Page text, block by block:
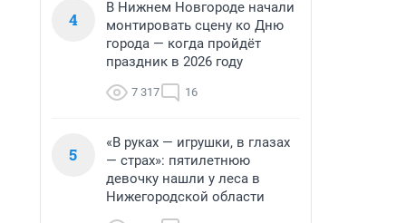
4
В Нижнем Новгороде начали
монтировать сцену ко Дню
города — когда пройдёт
праздник в 2026 году
7 317 16
5
«В руках — игрушки, в глазах
— страх»: пятилетнюю
девочку нашли у леса в
Нижегородской области